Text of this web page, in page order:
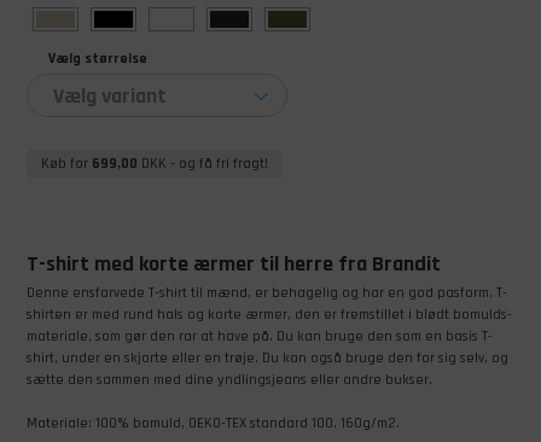
Vælg størrelse
Vælg variant
Køb for 699,00 DKK - og få fri fragt!
T-shirt med korte ærmer til herre fra Brandit
Denne ensfarvede T-shirt til mænd, er behagelig og har en god pasform. T-
shirten er med rund hals og korte ærmer, den er fremstillet i blødt bomulds-
materiale, som gør den rar at have på. Du kan bruge den som en basis T-
shirt, under en skjorte eller en trøje. Du kan også bruge den for sig selv, og
sætte den sammen med dine yndlingsjeans eller andre bukser.
Materiale: 100% bomuld, OEKO-TEX standard 100. 160g/m2.